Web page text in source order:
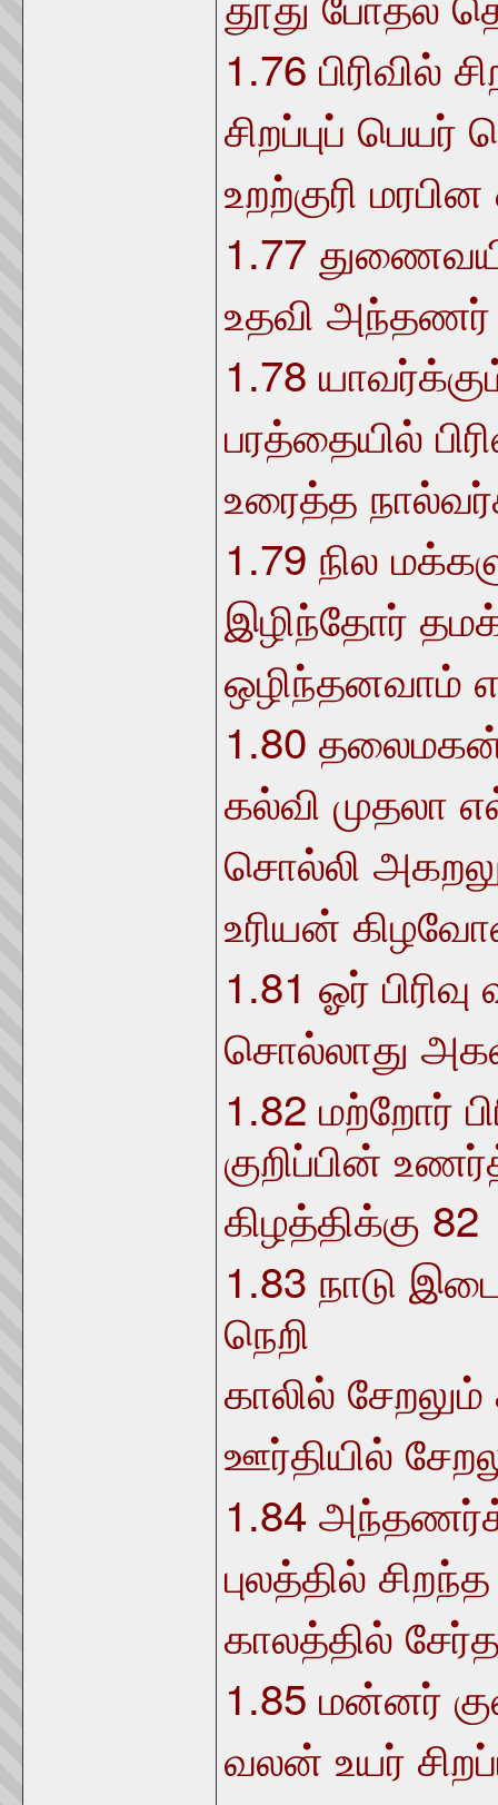
1.76 பிரிவில்
சிறப்புப்
உறற்குரி
1.77
உதவி அந்தணர்
1.78 யாவர்க்கும்
பரத்தையில்
உரைத்த
1.79 நில
இழிந்தோர்
ஒழிந்தனவாம்
1.80 தலைமகன்
கல்வி முதலா
சொல்லி
உரியன்
1.81 ஓர்
சொல்லாது
1.82 மற்றோர்
குறிப்பின்
கிழத்திக்கு 82
1.83 நாடு
நெறி
காலில்
ஊர்தியில்
1.84
புலத்தில்
காலத்தில்
1.85 மன்னர்
வலன் உயர்